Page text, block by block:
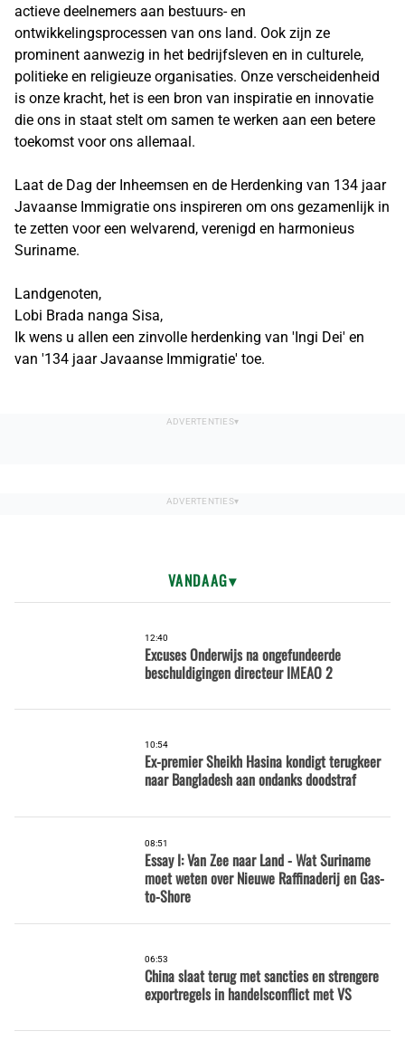
actieve deelnemers aan bestuurs- en
ontwikkelingsprocessen van ons land. Ook zijn ze
prominent aanwezig in het bedrijfsleven en in culturele,
politieke en religieuze organisaties. Onze verscheidenheid
is onze kracht, het is een bron van inspiratie en innovatie
die ons in staat stelt om samen te werken aan een betere
toekomst voor ons allemaal.
Laat de Dag der Inheemsen en de Herdenking van 134 jaar
Javaanse Immigratie ons inspireren om ons gezamenlijk in
te zetten voor een welvarend, verenigd en harmonieus
Suriname.
Landgenoten,
Lobi Brada nanga Sisa,
Ik wens u allen een zinvolle herdenking van 'Ingi Dei' en
van '134 jaar Javaanse Immigratie' toe.
VANDAAG
12:40
Excuses Onderwijs na ongefundeerde
beschuldigingen directeur IMEAO 2
10:54
Ex-premier Sheikh Hasina kondigt terugkeer
naar Bangladesh aan ondanks doodstraf
08:51
Essay I: Van Zee naar Land - Wat Suriname
moet weten over Nieuwe Raffinaderij en Gas-
to-Shore
06:53
China slaat terug met sancties en strengere
exportregels in handelsconflict met VS